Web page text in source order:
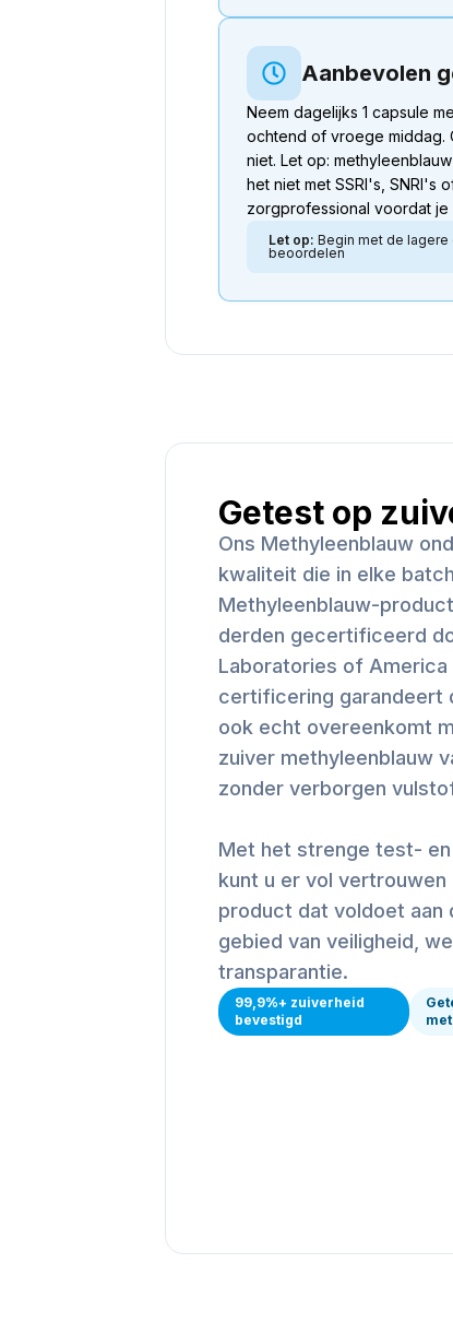
Aanbevolen
Neem dagelijks 1 capsule
ochtend of vroege middag.
niet. Let op:
het niet met SSRI's, SNRI's
zorgprofessional voordat je
Let op: Begin met de
beoordelen
Getest op
Ons Methyleenblauw
kwaliteit die in elke
Methyleenblauw-
derden gecertificeerd
Laboratories of America
certificering garandeert
ook echt overeenkomt
zuiver methyleenblauw
zonder verborgen
Met het strenge test-
kunt u er vol
product dat voldoet aan
gebied van veiligheid,
transparantie.
99,9%+ zuiverheid
bevestigd